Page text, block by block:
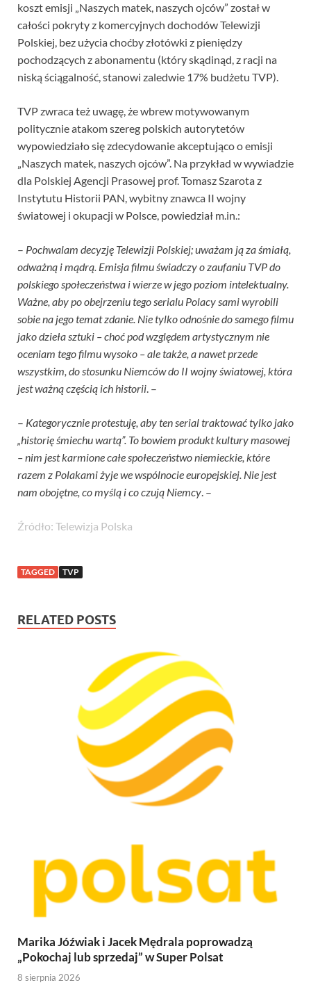
koszt emisji „Naszych matek, naszych ojców” został w
całości pokryty z komercyjnych dochodów Telewizji
Polskiej, bez użycia choćby złotówki z pieniędzy
pochodzących z abonamentu (który skądinąd, z racji na
niską ściągalność, stanowi zaledwie 17% budżetu TVP).
TVP zwraca też uwagę, że wbrew motywowanym
politycznie atakom szereg polskich autorytetów
wypowiedziało się zdecydowanie akceptująco o emisji
„Naszych matek, naszych ojców”. Na przykład w wywiadzie
dla Polskiej Agencji Prasowej prof. Tomasz Szarota z
Instytutu Historii PAN, wybitny znawca II wojny
światowej i okupacji w Polsce, powiedział m.in.:
– Pochwalam decyzję Telewizji Polskiej; uważam ją za śmiałą,
odważną i mądrą. Emisja filmu świadczy o zaufaniu TVP do
polskiego społeczeństwa i wierze w jego poziom intelektualny.
Ważne, aby po obejrzeniu tego serialu Polacy sami wyrobili
sobie na jego temat zdanie. Nie tylko odnośnie do samego filmu
jako dzieła sztuki – choć pod względem artystycznym nie
oceniam tego filmu wysoko – ale także, a nawet przede
wszystkim, do stosunku Niemców do II wojny światowej, która
jest ważną częścią ich historii. –
– Kategorycznie protestuję, aby ten serial traktować tylko jako
„historię śmiechu wartą”. To bowiem produkt kultury masowej
– nim jest karmione całe społeczeństwo niemieckie, które
razem z Polakami żyje we wspólnocie europejskiej. Nie jest
nam obojętne, co myślą i co czują Niemcy. –
Źródło: Telewizja Polska
TAGGED TVP
RELATED POSTS
Marika Jóźwiak i Jacek Mędrala poprowadzą
„Pokochaj lub sprzedaj” w Super Polsat
8 sierpnia 2026